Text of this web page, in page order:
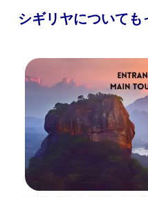
シギリヤについても